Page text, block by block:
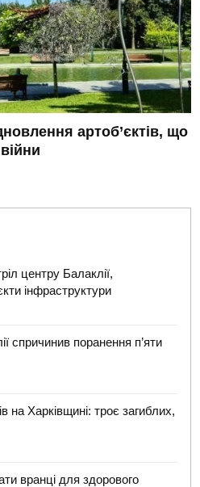
артоб’єктів, що
центру Балаклії,
інфраструктури
спричинив поранення п’яти
на Харківщині: троє загиблих,
вранці для здорового